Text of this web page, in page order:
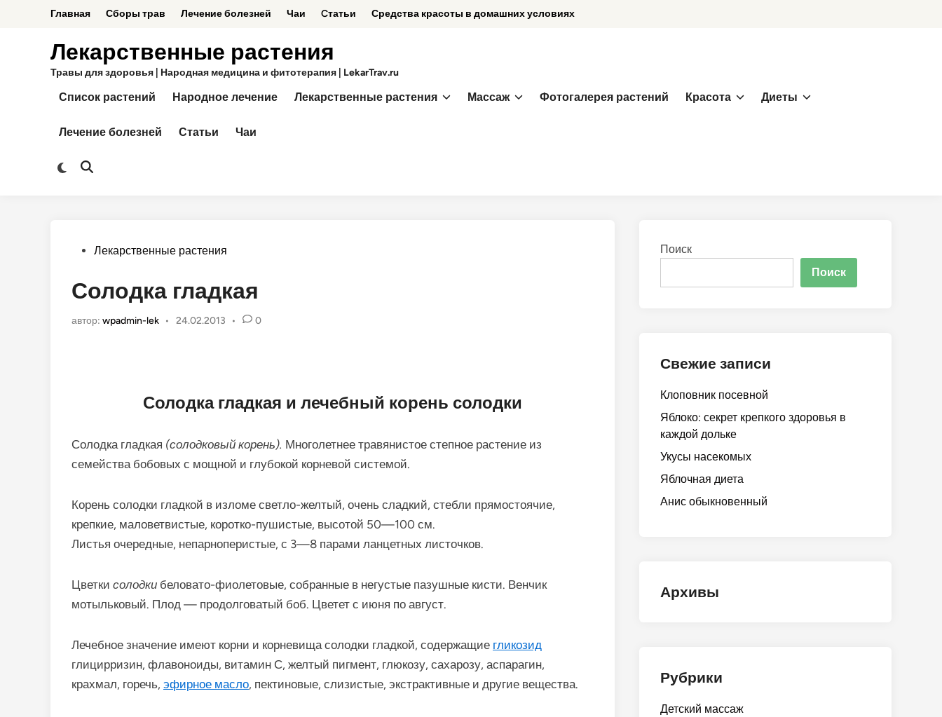
содержимому
Главная Сборы трав Лечение болезней Чаи Cтатьи Средства красоты в домашних условиях
Лекарственные растения
Травы для здоровья | Народная медицина и фитотерапия | LekarTrav.ru
Список растений Народное лечение Лекарственные растения Массаж Фотогалерея растений Красота Диеты
Лечение болезней Статьи Чаи
Переключить
Открыть
Опубликовано
Лекарственные растения
Солодка гладкая
автор: wpadmin-lek • 24.02.2013 • 0
Солодка гладкая и лечебный корень солодки
Солодка гладкая (солодковый корень). Многолетнее травянистое степное растение из
семейства бобовых с мощной и глубокой корневой системой.
Корень солодки гладкой в изломе светло-желтый, очень сладкий, стебли прямостоячие,
крепкие, маловетвистые, коротко-пушистые, высотой 50—100 см.
Листья очередные, непарноперистые, с 3—8 парами ланцетных листочков.
Цветки солодки беловато-фиолетовые, собранные в негустые пазушные кисти. Венчик
мотыльковый. Плод — продолговатый боб. Цветет с июня по август.
Лечебное значение имеют корни и корневища солодки гладкой, содержащие гликозид
глицирризин, флавоноиды, витамин С, желтый пигмент, глюкозу, сахарозу, аспарагин,
крахмал, горечь, эфирное масло, пектиновые, слизистые, экстрактивные и другие вещества.
Поиск
Поиск
Свежие записи
Клоповник посевной
Яблоко: секрет крепкого здоровья в
каждой дольке
Укусы насекомых
Яблочная диета
Анис обыкновенный
Архивы
Рубрики
Детский массаж